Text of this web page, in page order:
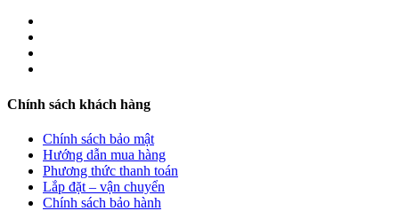
Chính sách khách hàng
Chính sách bảo mật
Hướng dẫn mua hàng
Phương thức thanh toán
Lắp đặt – vận chuyển
Chính sách bảo hành